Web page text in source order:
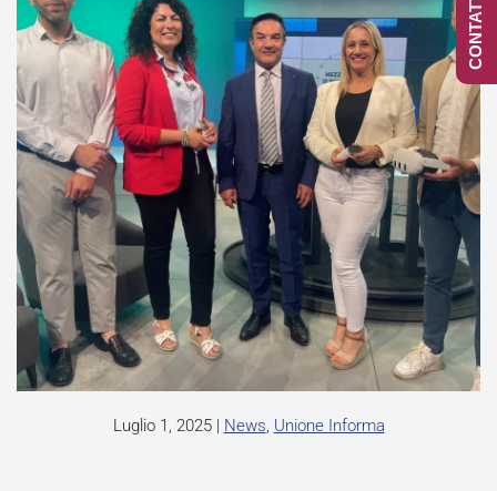
Luglio 1, 2025| News, Unione Informa